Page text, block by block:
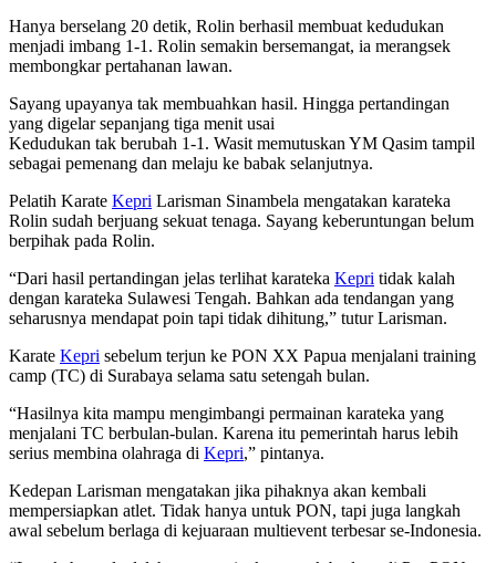
Hanya berselang 20 detik, Rolin berhasil membuat kedudukan
menjadi imbang 1-1. Rolin semakin bersemangat, ia merangsek
membongkar pertahanan lawan.
Sayang upayanya tak membuahkan hasil. Hingga pertandingan
yang digelar sepanjang tiga menit usai
Kedudukan tak berubah 1-1. Wasit memutuskan YM Qasim tampil
sebagai pemenang dan melaju ke babak selanjutnya.
Pelatih Karate Kepri Larisman Sinambela mengatakan karateka
Rolin sudah berjuang sekuat tenaga. Sayang keberuntungan belum
berpihak pada Rolin.
“Dari hasil pertandingan jelas terlihat karateka Kepri tidak kalah
dengan karateka Sulawesi Tengah. Bahkan ada tendangan yang
seharusnya mendapat poin tapi tidak dihitung,” tutur Larisman.
Karate Kepri sebelum terjun ke PON XX Papua menjalani training
camp (TC) di Surabaya selama satu setengah bulan.
“Hasilnya kita mampu mengimbangi permainan karateka yang
menjalani TC berbulan-bulan. Karena itu pemerintah harus lebih
serius membina olahraga di Kepri,” pintanya.
Kedepan Larisman mengatakan jika pihaknya akan kembali
mempersiapkan atlet. Tidak hanya untuk PON, tapi juga langkah
awal sebelum berlaga di kejuaraan multievent terbesar se-Indonesia.